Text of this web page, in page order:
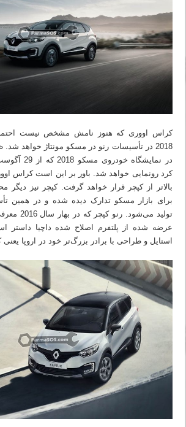
کراس اووری که هنوز نامش مشخص نیست
2018 در تأسیسات رنو در مسکو مونتاژ خواهد
در نمایشگاه
کرد رونمایی خواهد شد. باور بر این است کراس
بالاتر از کپچر قرار خواهد گرفت. کپچر نیز دیگر
برای بازار مسکو تدارک دیده شده و در همین
تولید
عرضه شده از پلتفرم اصلاح شده داچیا داستر
استایل و طراحی با برادر بزرگ‌تر خود در اروپا